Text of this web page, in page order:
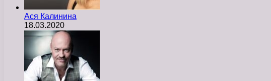
Ася Калинина
18.03.2020